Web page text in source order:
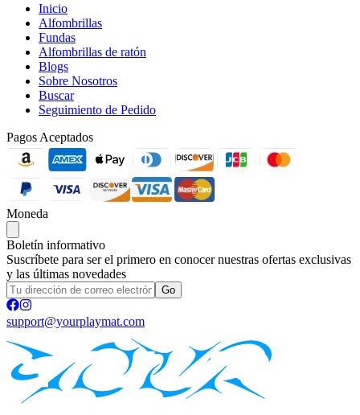
Inicio
Alfombrillas
Fundas
Alfombrillas de ratón
Blogs
Sobre Nosotros
Buscar
Seguimiento de Pedido
Pagos Aceptados
Moneda
Boletín informativo
Suscríbete para ser el primero en conocer nuestras ofertas exclusivas
y las últimas novedades
Go
support@yourplaymat.com